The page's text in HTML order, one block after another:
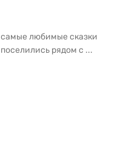
самые любимые сказки
рядом с ...